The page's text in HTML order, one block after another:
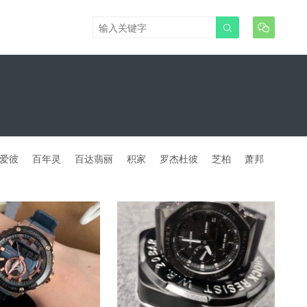


爱彼 百年灵 百达翡丽 积家 罗杰杜彼 芝柏 萧邦